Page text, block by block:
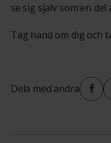
se sig själv som en
Tag hand om dig och
Dela med andra